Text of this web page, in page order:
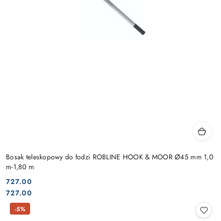
Bosak teleskopowy do łodzi ROBLINE HOOK & MOOR Ø45 mm 1,0
m-1,80 m
Cena:
727.00
Cena:
727.00
-5%